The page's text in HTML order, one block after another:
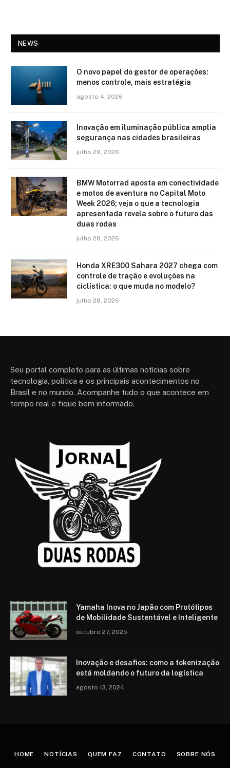
NEWS
O novo papel do gestor de operações:
menos controle, mais estratégia
agosto 4, 2026
Inovação em iluminação pública amplia
segurança nas cidades brasileiras
julho 29, 2026
BMW Motorrad aposta em conectividade
e motos de aventura no Capital Moto
Week 2026; veja o que a tecnologia
apresentada revela sobre o futuro das
duas rodas
julho 28, 2026
Honda XRE300 Sahara 2027 chega com
controle de tração e evoluções na
ciclística: o que muda no modelo?
julho 28, 2026
Seu portal completo para as últimas notícias sobre
tecnologia, política e os principais acontecimentos no
Brasil e no mundo. Acompanhe tudo o que acontece em
tempo real e fique bem informado.
Yamaha Inova no Japão com Protótipos
de Mobilidade Sustentável e Inteligente
outubro 27, 2025
Inovação e desafios: como a tokenização
está moldando o futuro da logística
agosto 13, 2024
HOME NOTÍCIAS QUEM FAZ CONTATO SOBRE NÓS